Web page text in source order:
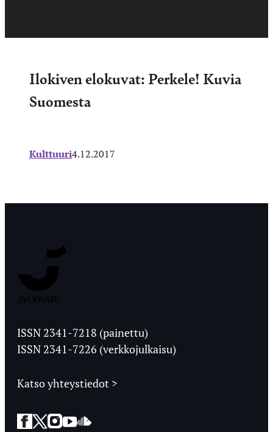
Ilokiven elokuvat: Perkele! Kuvia
Suomesta
Kulttuuri4.12.2017
Ylioppilaslehti
ISSN 2341-7218 (painettu)
ISSN 2341-7226 (verkkojulkaisu)
Katso yhteystiedot >
Facebook
Twitter
Instagram
YouTube
SoundCloud